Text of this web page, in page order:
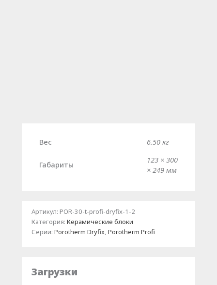
Вес 6.50 кг
Габариты
123 × 300
× 249 мм
Артикул: POR-30-t-profi-dryfix-1-2
Категория: Керамические блоки
Серии: Porotherm Dryfix, Porotherm Profi
Загрузки